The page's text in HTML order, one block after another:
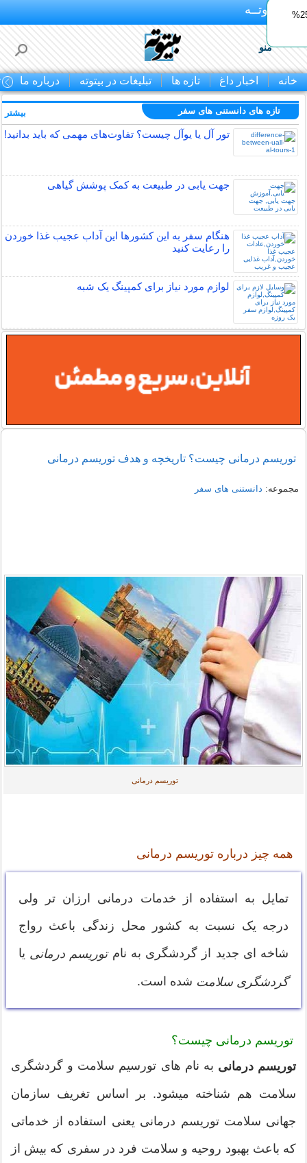
بـیتوتــه
منو
خانه اخبار داغ تازه ها تبلیغات در بیتوته درباره ما
ایمپلنت اقساطی با ضمانت مادام‌العمر+ 25%
تازه های دانستنی های سفر
تور آل یا یوآل چیست؟ تفاوت‌های مهمی که باید بدانید!
جهت یابی در طبیعت به کمک پوشش گیاهی
هنگام سفر به این کشورها این آداب عجیب غذا خوردن
را رعایت کنید
لوازم مورد نیاز برای کمپینگ یک شبه
بیشتر
توریسم درمانی چیست؟ تاریخچه و هدف توریسم درمانی
مجموعه: دانستنی های سفر
توریسم درمانی
همه چیز درباره توریسم درمانی
تمایل به استفاده از خدمات درمانی ارزان تر ولی
درجه یک نسبت به کشور محل زندگی باعث رواج
شاخه ای جدید از گردشگری به نامتوریسم درمانی یا
گردشگری سلامت شده است.
توریسم درمانی چیست؟
توریسم درمانی به نام های تورسیم سلامت و گردشگری
سلامت هم شناخته میشود. بر اساس تغریف سازمان
جهانی سلامت توریسم درمانی یعنی استفاده از خدماتی
که باعث بهبود روحیه و سلامت فرد در سفری که بیش از